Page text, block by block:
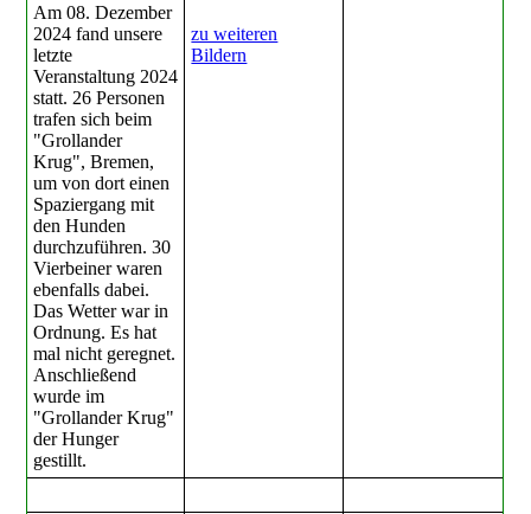
Am 08. Dezember
2024 fand unsere
letzte
Veranstaltung 2024
statt. 26 Personen
trafen sich beim
"Grollander
Krug", Bremen,
um von dort einen
Spaziergang mit
den Hunden
durchzuführen. 30
Vierbeiner waren
ebenfalls dabei.
Das Wetter war in
Ordnung. Es hat
mal nicht geregnet.
Anschließend
wurde im
"Grollander Krug"
der Hunger
gestillt.
zu weiteren
Bildern